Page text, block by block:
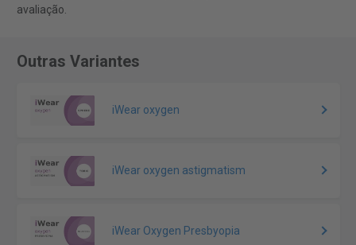
avaliação.
Outras Variantes
iWear oxygen
iWear oxygen astigmatism
iWear Oxygen Presbyopia